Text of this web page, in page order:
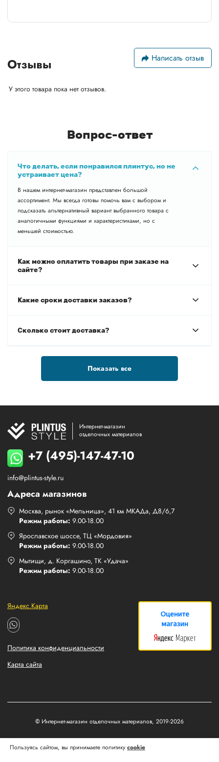
Отзывы Написать отзыв
У этого товара пока нет отзывов.
Вопрос-ответ
Что делать, если понравился плинтус, но не
устраивает цена?
В нашем интернет-магазин представлен большой
ассортимент. Мы всегда готовы помочь вам с выбором и
подсказать альтернативный вариант выбранного товара с
аналогичными функциями и характеристиками, но с
меньшей стоимостью.
Как можно оплатить товары при заказе на
сайте?
Какие сроки доставки заказов?
Сколько стоит доставка?
Показать все
Интернет-магазин
отделочных материалов
+7 (495)-147-47-10
info@plintus-style.ru
Адреса магазинов
Москва, рынок «Мельница», 41 км МКАДа, Д8/6,7
Режим работы: 9.00-18.00
Ярославское шоссе, ТЦ «Мордовия»
Режим работы: 9.00-18.00
Мытищи, д. Коргашино, ТК «Удача»
Режим работы: 9.00-18.00
Яндекс.Карта
Политика конфиденциальности
Карта сайта
© Интернет-магазин отделочных материалов, 2019-2026
Matus&Kvits
Пользуясь сайтом, вы принимаете политику cookie